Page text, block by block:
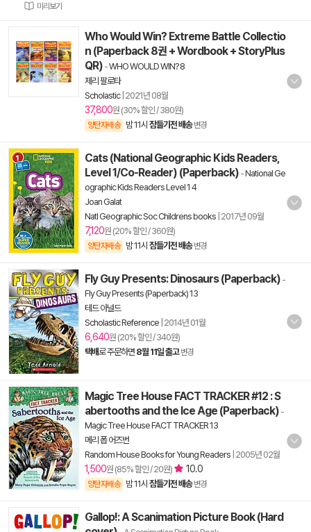
미리보기
Who Would Win? Extreme Battle Collectio
n (Paperback 8권 + Wordbook + StoryPlus
QR) -WHO WOULD WIN? 8
제리 팔로타
Scholastic| 2021년 08월
37,800원 (30% 할인 / 380원)
양탄자배송 밤 11시 잠들기전 배송 변경
Cats (National Geographic Kids Readers,
Level 1/Co-Reader) (Paperback) -National Ge
ographic Kids Readers Level 1 4
Joan Galat
Natl Geographic Soc Childrens books 2017년 09월
7,120원 (20% 할인 / 360원)
양탄자배송 밤 11시 잠들기전 배송 변경
Fly Guy Presents: Dinosaurs (Paperback) -
Fly Guy Presents (Paperback) 13
테드 아널드
Scholastic Reference 2014년 01월
6,640원 (20% 할인 / 340원)
택배로 주문하면 8월 11일 출고 변경
Magic Tree House FACT TRACKER #12 : S
abertooths and the Ice Age (Paperback) -
Magic Tree House FACT TRACKER 13
메리 폽 어즈번
Random House Books for Young Readers 2005년 02월
1,500원 (85% 할인 / 20원) 10.0
양탄자배송 밤 11시 잠들기전 배송 변경
Gallop!: A Scanimation Picture Book (Hard